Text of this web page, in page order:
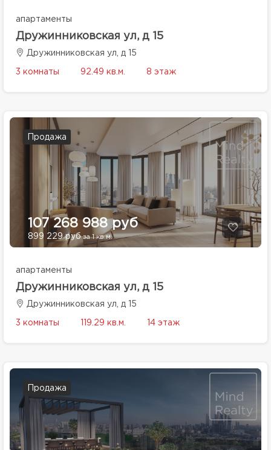
апартаменты
Дружинниковская ул, д 15
Дружинниковская ул, д 15
3 комнаты 92.49 кв.м. 8 этаж
Продажа
107 268 988 руб
899 229 рубза 1 кв.м.
апартаменты
Дружинниковская ул, д 15
Дружинниковская ул, д 15
3 комнаты 119.29 кв.м. 14 этаж
Продажа